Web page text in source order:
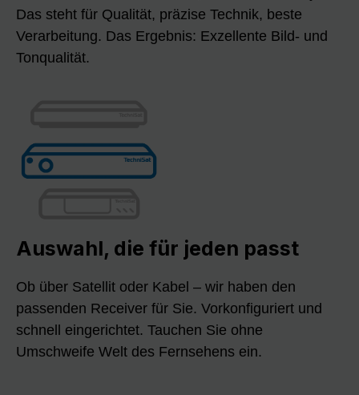
Das steht für Qualität, präzise Technik, beste
Verarbeitung. Das Ergebnis: Exzellente Bild- und
Tonqualität.
Auswahl, die für jeden passt
Ob über Satellit oder Kabel – wir haben den
passenden Receiver für Sie. Vorkonfiguriert und
schnell eingerichtet. Tauchen Sie ohne
Umschweife Welt des Fernsehens ein.